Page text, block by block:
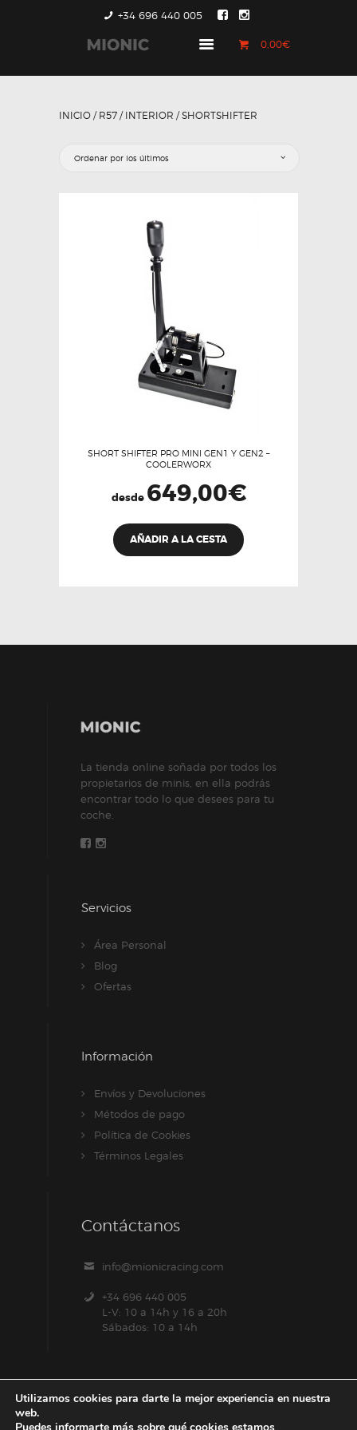
+34 696 440 005
0,00€
GENERACIÓN 1
COUNTRYMAN &
INICIO / R57 / INTERIOR / SHORTSHIFTER
SHORT SHIFTER PRO MINI GEN1 Y GEN2 –
COOLERWORX
desde 649,00€
AÑADIR A LA CESTA
opciones
página
de
La tienda online soñada por todos los
propietarios de minis, en ella podrás
encontrar todo lo que desees para tu
coche.
Servicios
Área Personal
Blog
Ofertas
Información
Envíos y Devoluciones
Métodos de pago
Política de Cookies
Términos Legales
Contáctanos
info@mionicracing.com
+34 696 440 005
L-V: 10 a 14h y 16 a 20h
Sábados: 10 a 14h
Utilizamos cookies para darte la mejor experiencia en nuestra
web.